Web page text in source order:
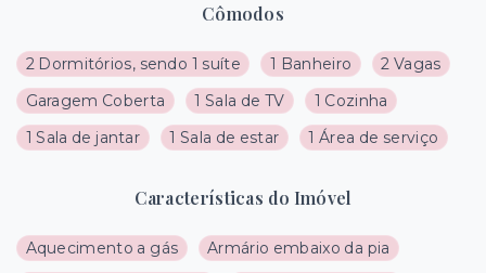
Cômodos
2 Dormitórios, sendo 1 suíte 1 Banheiro
2 Vagas
Garagem Coberta
1 Sala de TV
1 Cozinha
1 Sala de jantar
1 Sala de estar 1 Área de serviço
Características do Imóvel
Aquecimento a gás
Armário embaixo da pia